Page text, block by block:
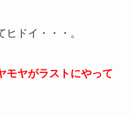
ドイ・・・。
モヤがラストにやって